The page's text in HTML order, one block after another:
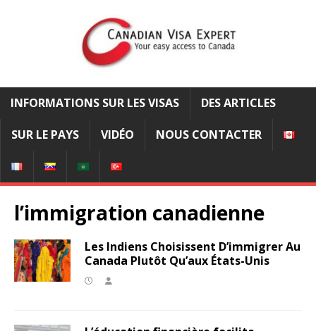
INFORMATIONS SUR LES VISAS DES ARTICLES
SUR LE PAYS VIDÉO NOUS CONTACTER
l’immigration canadienne
Les Indiens Choisissent D’immigrer Au
Canada Plutôt Qu’aux États-Unis